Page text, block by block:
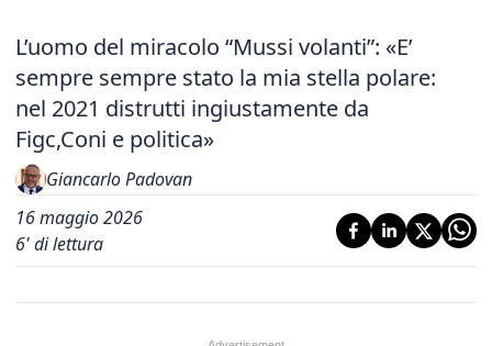
L’uomo del miracolo “Mussi volanti”: «E’
sempre sempre stato la mia stella polare:
nel 2021 distrutti ingiustamente da
Figc,Coni e politica»
Giancarlo Padovan
16 maggio 2026
6' di lettura